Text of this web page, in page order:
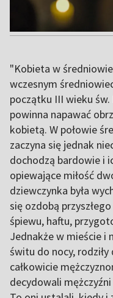
"Kobieta w
wczesnym
początku III wieku
powinna napawać
kobietą. W połowie
zaczyna się jednak
dochodzą bardowie i
opiewające miłość
dziewczynka była
się ozdobą
śpiewu, haftu,
Jednakże w mieście i
świtu do nocy,
całkowicie
decydowali